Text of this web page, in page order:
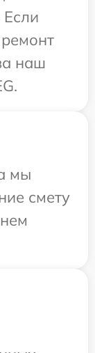
Если
наш
мы
смету